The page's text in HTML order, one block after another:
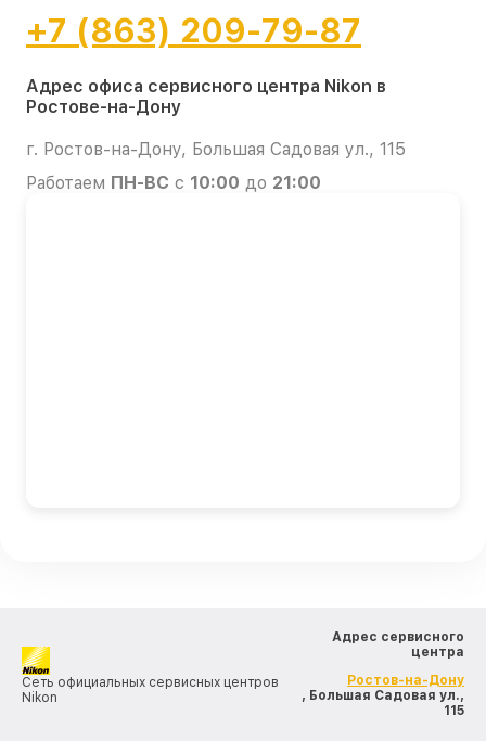
+7 (863) 209-79-87
Адрес офиса сервисного центра Nikon в
Ростове-на-Дону
г. Ростов-на-Дону, Большая Садовая ул., 115
Работаем ПН-ВС с 10:00 до 21:00
Сеть официальных сервисных центров
Nikon
Адрес сервисного
центра
Ростов-на-Дону
, Большая Садовая ул.,
115